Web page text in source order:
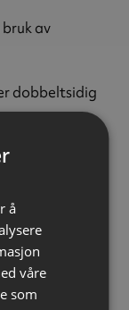
av
dobbeltsidig
å
våre
som